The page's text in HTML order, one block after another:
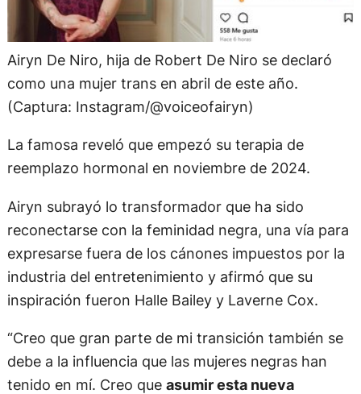
Airyn De Niro, hija de Robert De Niro se declaró
como una mujer trans en abril de este año.
(Captura: Instagram/@voiceofairyn)
La famosa reveló que empezó su terapia de
reemplazo hormonal en noviembre de 2024.
Airyn subrayó lo transformador que ha sido
reconectarse con la feminidad negra, una vía para
expresarse fuera de los cánones impuestos por la
industria del entretenimiento y afirmó que su
inspiración fueron Halle Bailey y Laverne Cox.
“Creo que gran parte de mi transición también se
debe a la influencia que las mujeres negras han
tenido en mí. Creo que asumir esta nueva